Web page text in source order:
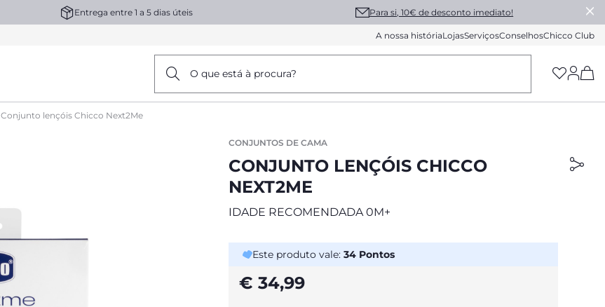
Entrega entre 1 a 5 dias úteis Para si, 10€ de desconto imediato!
A nossa históriaLojasServiçosConselhosChicco Club
O que está à procura?
Conjunto lençóis Chicco Next2Me
CONJUNTOS DE CAMA
CONJUNTO LENÇÓIS CHICCO
NEXT2ME
IDADE RECOMENDADA 0M+
Este produto vale: 34 Pontos
€ 34,99